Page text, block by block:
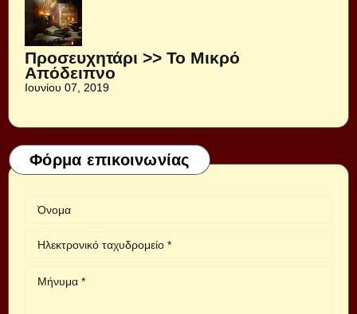
Προσευχητάρι >> Το Μικρό
Απόδειπνο
Ιουνίου 07, 2019
Φόρμα επικοινωνίας